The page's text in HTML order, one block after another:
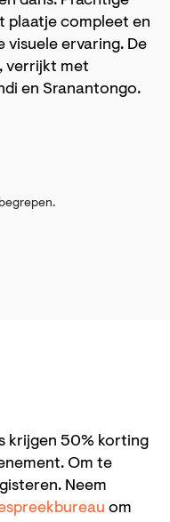
plaatje compleet en
visuele ervaring. De
verrijkt met
en Sranantongo.
krijgen 50% korting
Om te
Neem
om